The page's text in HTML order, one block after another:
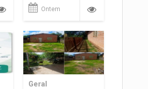
ETC... MONTAGEM
Ontem
Geral